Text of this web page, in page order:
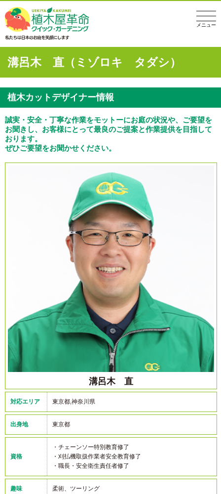
メニュー
溝呂木 直（ミゾロキ タダシ）
植木カットデザイナー情報
誠実・安全・丁寧な作業をモットーにお庭の状況や、ご要望を
お聞きし、お客様にとって最良のご提案と作業提供を目指して
おります。
ぜひご要望をお聞かせください。
溝呂木 直
対応エリア 東京都,神奈川県
出身地 東京都
資格
・チェーンソー特別教育修了
・刈払機取扱作業者安全教育修了
・職長・安全衛生責任者修了
趣味 柔術、ツーリング